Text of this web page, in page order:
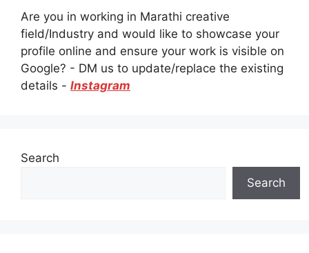
Are you in working in Marathi creative
field/Industry and would like to showcase your
profile online and ensure your work is visible on
Google? - DM us to update/replace the existing
details - Instagram
Search
Search